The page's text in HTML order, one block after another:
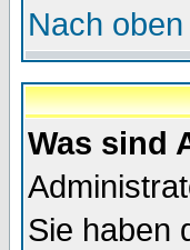
Nach oben
Was sind
Sie haben